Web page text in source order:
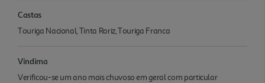
Castas
Touriga Nacional, Tinta Roriz, Touriga Franca
Vindima
Verificou-se um ano mais chuvoso em geral com particular